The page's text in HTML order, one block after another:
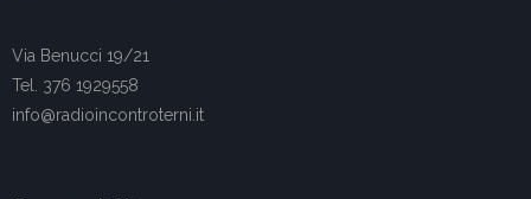
Via Benucci 19/21
Tel. 376 1929558
info@radioincontroterni.it